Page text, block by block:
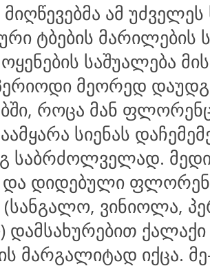
ამ
ტბების მარილების
საშუალება
მეორედ
როცა მან
სიენას
საბრძოლველად.
და დიდებული
(სანგალო, ვინიოლა,
ქალაქი
მარგალიტად იქცა.